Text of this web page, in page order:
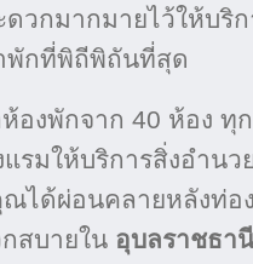
วกมากมายไว้ให้บริ
พักที่พิถีพิถันที่สุด
องพักจาก 40 ห้อง ทุ
รมให้บริการสิ่งอำน
ได้ผ่อนคลายหลังท่อ
สบายใน อุบลราชธา